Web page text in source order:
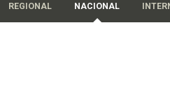
REGIONAL NACIONAL